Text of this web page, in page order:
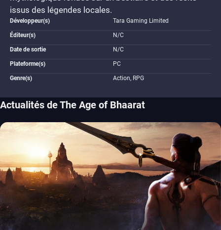
issus des légendes locales.
Développeur(s) Tara Gaming Limited
Éditeur(s) N/C
Date de sortie N/C
Plateforme(s) PC
Genre(s) Action, RPG
Actualités de The Age of Bhaarat